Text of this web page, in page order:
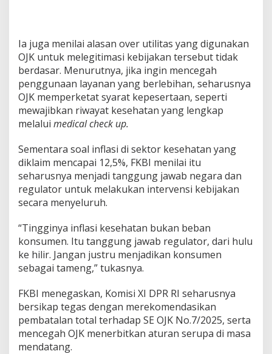
Ia juga menilai alasan over utilitas yang digunakan
OJK untuk melegitimasi kebijakan tersebut tidak
berdasar. Menurutnya, jika ingin mencegah
penggunaan layanan yang berlebihan, seharusnya
OJK memperketat syarat kepesertaan, seperti
mewajibkan riwayat kesehatan yang lengkap
melalui medical check up.
Sementara soal inflasi di sektor kesehatan yang
diklaim mencapai 12,5%, FKBI menilai itu
seharusnya menjadi tanggung jawab negara dan
regulator untuk melakukan intervensi kebijakan
secara menyeluruh.
“Tingginya inflasi kesehatan bukan beban
konsumen. Itu tanggung jawab regulator, dari hulu
ke hilir. Jangan justru menjadikan konsumen
sebagai tameng,” tukasnya.
FKBI menegaskan, Komisi XI DPR RI seharusnya
bersikap tegas dengan merekomendasikan
pembatalan total terhadap SE OJK No.7/2025, serta
mencegah OJK menerbitkan aturan serupa di masa
mendatang.